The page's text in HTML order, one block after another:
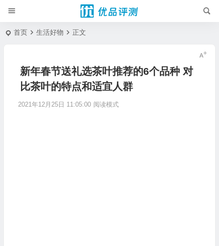
首页 生活好物 正文
新年春节送礼选茶叶推荐的6个品种 对
比茶叶的特点和适宜人群
2021年12月25日 11:05:00 阅读模式